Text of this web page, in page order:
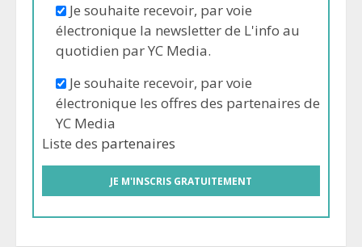
Je souhaite recevoir, par voie
électronique la newsletter de L'info au
quotidien par YC Media.
Je souhaite recevoir, par voie
électronique les offres des partenaires de
YC Media
Liste des partenaires